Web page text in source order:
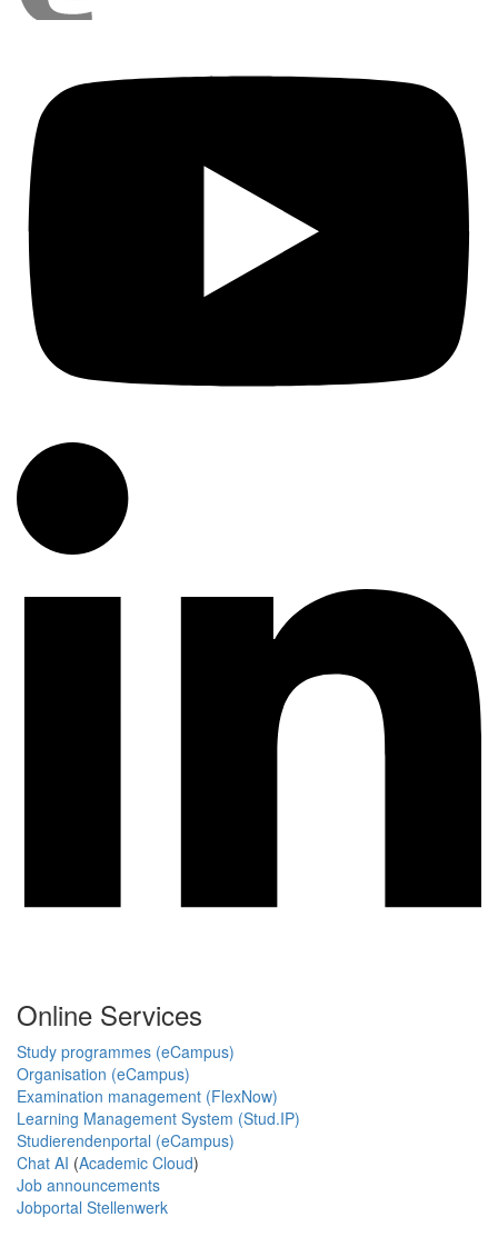
Online Services
Study programmes (eCampus)
Organisation (eCampus)
Examination management (FlexNow)
Learning Management System (Stud.IP)
Studierendenportal (eCampus)
Chat AI (Academic Cloud)
Job announcements
Jobportal Stellenwerk